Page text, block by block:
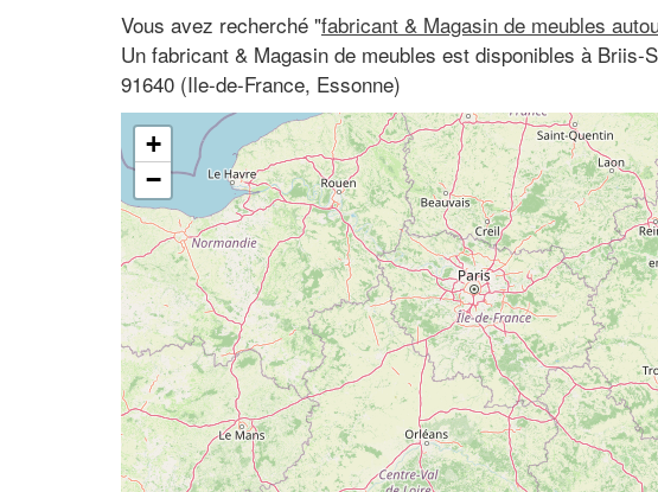
Vous avez recherché "fabricant & Magasin de meubles
Un fabricant & Magasin de meubles est disponibles à Briis-
91640 (Ile-de-France, Essonne)
+
−